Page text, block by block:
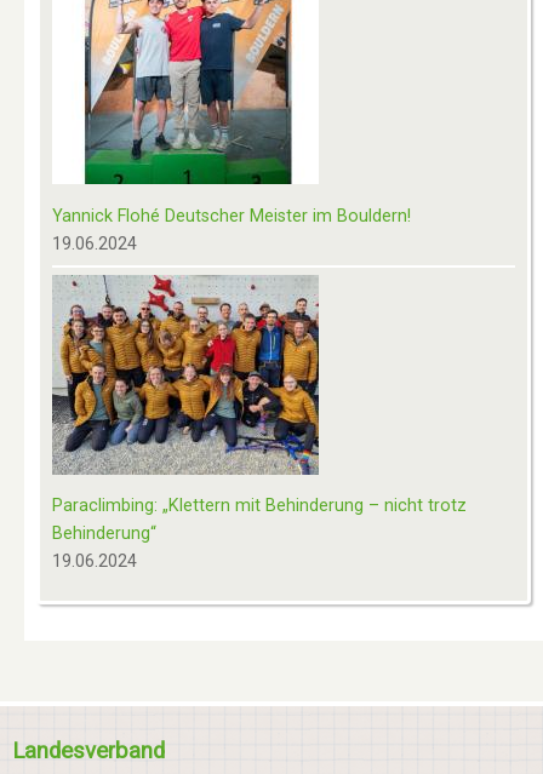
Yannick Flohé Deutscher Meister im Bouldern!
19.06.2024
Paraclimbing: „Klettern mit Behinderung – nicht trotz
Behinderung“
19.06.2024
Landesverband